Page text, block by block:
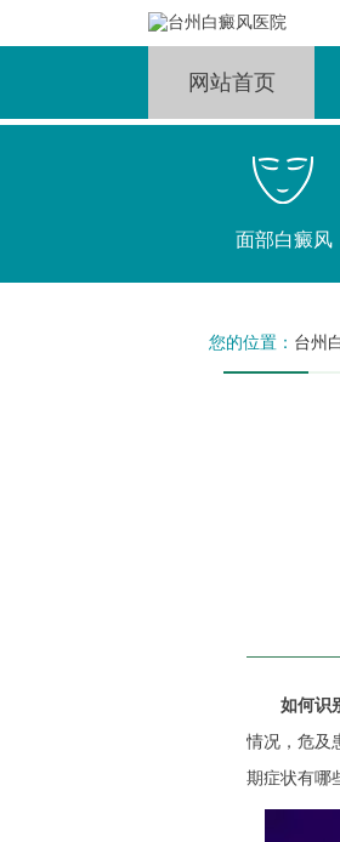
网站首页
面部白癜风
您的位置： 台州
如何识
情况，危及
期症状有哪